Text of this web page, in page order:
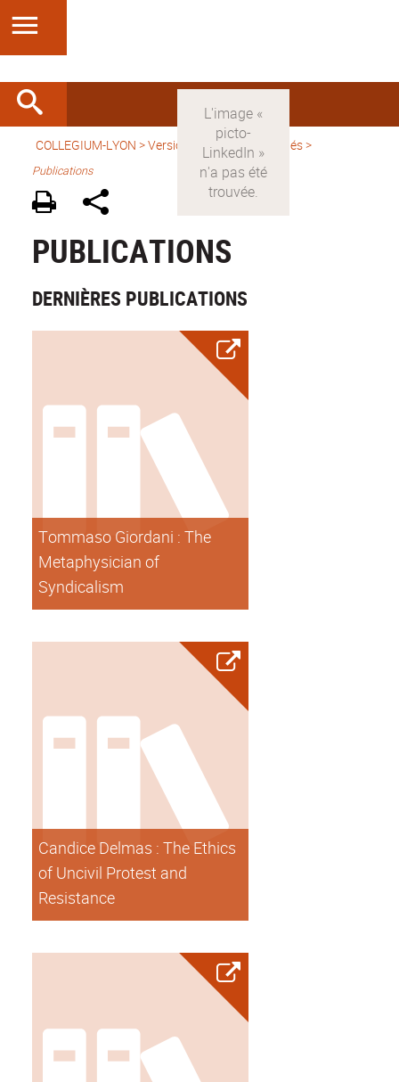
COLLEGIUM-LYON >Version française> Activités>
Publications
PUBLICATIONS
DERNIÈRES PUBLICATIONS
Tommaso Giordani : The
Metaphysician of
Syndicalism
Candice Delmas : The Ethics
of Uncivil Protest and
Resistance